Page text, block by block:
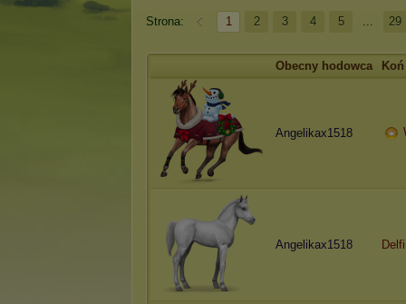
Strona: 1 2 3 4 5 ... 29
Obecny hodowca Koń
Angelikax1518
Angelikax1518